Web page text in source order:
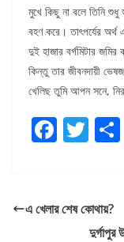
মুখে কিছু না বলে তিনি শুধু
বহণ করে। তাৎপর্যের
দুই হাজার বর্গমিটার
কিন্তু তার জীবনদায়ী
খেলিছ তুমি আপন সনে,
F
e
T
er
এ খেলার শেষ কোথায়?
দুর্গাপুর